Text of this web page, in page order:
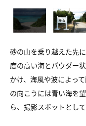
砂の山を乗り越えた先
度の高い海とパウダー
かけ、海風や波によっ
の向こうには青い海を
ら、撮影スポットとして